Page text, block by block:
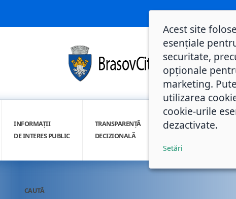
INFORMAȚII
DE INTERES PUBLIC
TRANSPARENȚĂ
DECIZIONALĂ
INTEGRITATE
CAUTĂ
Acest site
esențiale
securitate,
opționale
marketing.
utilizarea
cookie-urile
dezactivate.
Setări